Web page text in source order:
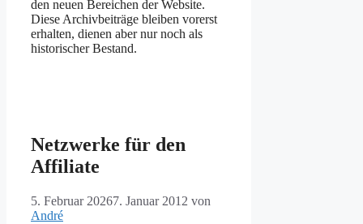
den neuen Bereichen der Website.
Diese Archivbeiträge bleiben vorerst
erhalten, dienen aber nur noch als
historischer Bestand.
Netzwerke für den
Affiliate
5. Februar 20267. Januar 2012 von
André